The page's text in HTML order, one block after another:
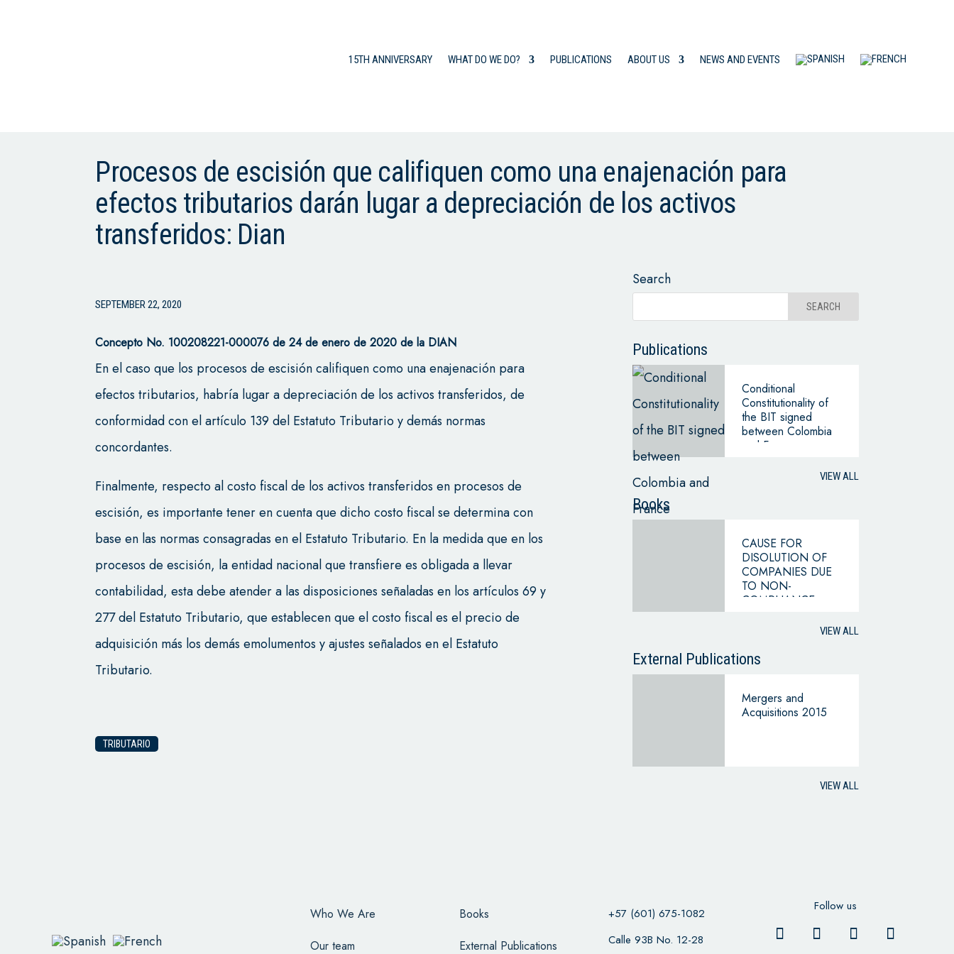
15TH ANNIVERSARY WHAT DO WE DO? PUBLICATIONS ABOUT US NEWS AND EVENTS
Procesos de escisión que califiquen como una enajenación para
efectos tributarios darán lugar a depreciación de los activos
transferidos: Dian
SEPTEMBER 22, 2020
Concepto No. 100208221-000076 de 24 de enero de 2020 de la DIAN
En el caso que los procesos de escisión califiquen como una enajenación para
efectos tributarios, habría lugar a depreciación de los activos transferidos, de
conformidad con el artículo 139 del Estatuto Tributario y demás normas
concordantes.
Finalmente, respecto al costo fiscal de los activos transferidos en procesos de
escisión, es importante tener en cuenta que dicho costo fiscal se determina con
base en las normas consagradas en el Estatuto Tributario. En la medida que en los
procesos de escisión, la entidad nacional que transfiere es obligada a llevar
contabilidad, esta debe atender a las disposiciones señaladas en los artículos 69 y
277 del Estatuto Tributario, que establecen que el costo fiscal es el precio de
adquisición más los demás emolumentos y ajustes señalados en el Estatuto
Tributario.
TRIBUTARIO
Search
Publications
Conditional
Constitutionality of
the BIT signed
between Colombia
and France
VIEW ALL
Books
CAUSE FOR
DISOLUTION OF
COMPANIES DUE
TO NON-
COMPLIANCE
HYPOTHESIS OF
BUSINESS
VIEW ALL
External Publications
Mergers and
Acquisitions 2015
VIEW ALL
Who We Are
Our team
Books
External Publications
+57 (601) 675-1082
Calle 93B No. 12-28
Follow us